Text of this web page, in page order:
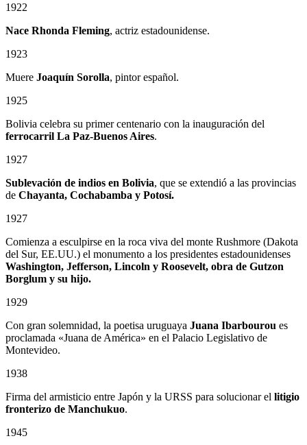
1922
Nace Rhonda Fleming, actriz estadounidense.
1923
Muere Joaquín Sorolla, pintor español.
1925
Bolivia celebra su primer centenario con la inauguración del
ferrocarril La Paz-Buenos Aires.
1927
Sublevación de indios en Bolivia, que se extendió a las provincias
de Chayanta, Cochabamba y Potosí.
1927
Comienza a esculpirse en la roca viva del monte Rushmore (Dakota
del Sur, EE.UU.) el monumento a los presidentes estadounidenses
Washington, Jefferson, Lincoln y Roosevelt, obra de Gutzon
Borglum y su hijo.
1929
Con gran solemnidad, la poetisa uruguaya Juana Ibarbourou es
proclamada «Juana de América» en el Palacio Legislativo de
Montevideo.
1938
Firma del armisticio entre Japón y la URSS para solucionar el litigio
fronterizo de Manchukuo.
1945